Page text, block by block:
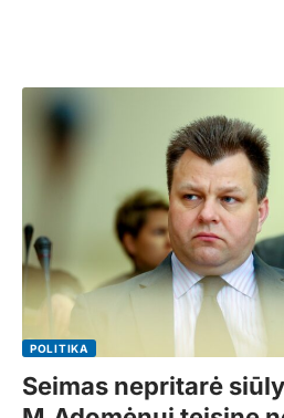
POLITIKA
Seimas nepritarė